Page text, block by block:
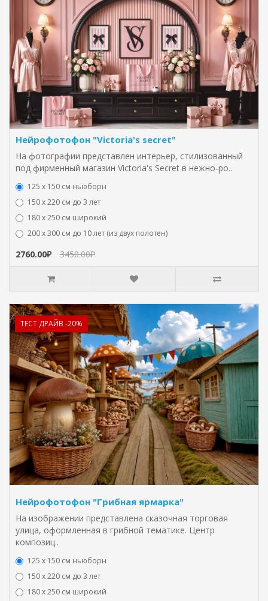
Нейрофотофон "Victoria's secret"
На фотографии представлен интерьер, стилизованный
под фирменный магазин Victoria's Secret в нежно-ро..
125 x 150 см ньюборн
150 х 220 см до 3 лет
180 х 250 см широкий
200 х 300 см до 10 лет (из двух полотен)
2760.00₽ 3450.00₽
ТЕСТ ДРАЙВ -20%
Нейрофотофон "Грибная ярмарка"
На изображении представлена сказочная торговая
улица, оформленная в грибной тематике. Центр
композиц..
125 x 150 см ньюборн
150 х 220 см до 3 лет
180 х 250 см широкий